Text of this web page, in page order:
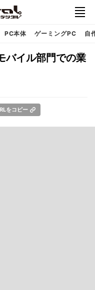
PC本体 ゲーミングPC 自
バイル部門での業
をコピー